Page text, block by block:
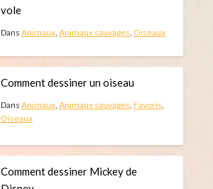
vole
Dans Animaux, Animaux sauvages Oiseaux
Comment dessiner un oiseau
Dans Animaux, Animaux sauvages Favoris
Oiseaux
Comment dessiner Mickey de